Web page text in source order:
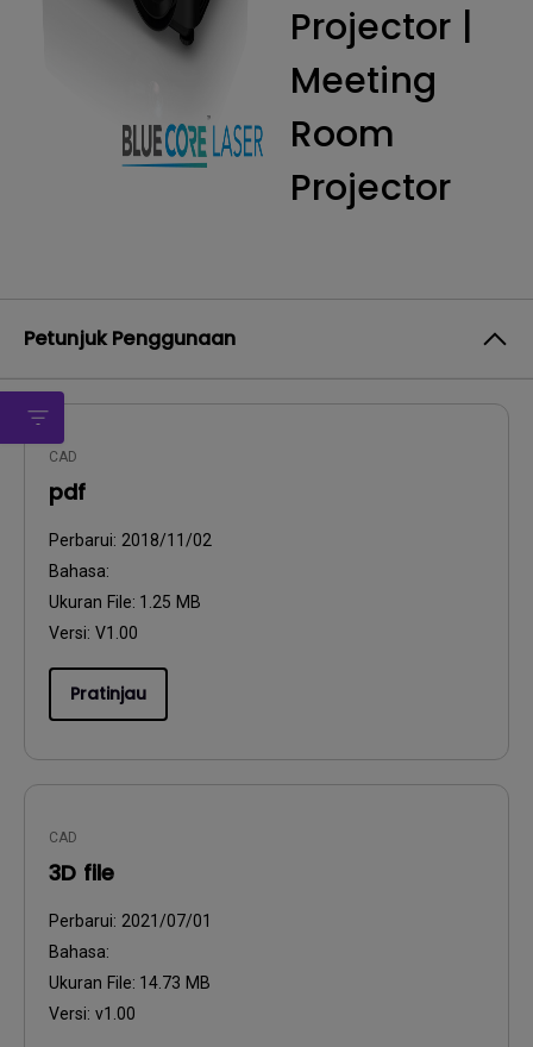
Projector |
Meeting
Room
Projector
Petunjuk Penggunaan
CAD
pdf
Perbarui: 2018/11/02
Bahasa:
Ukuran File: 1.25 MB
Versi: V1.00
Pratinjau
CAD
3D file
Perbarui: 2021/07/01
Bahasa:
Ukuran File: 14.73 MB
Versi: v1.00